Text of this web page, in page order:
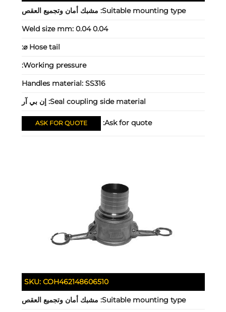
Suitable mounting type: مشبك أمان وتجميع العقص
Weld size mm: 0.04 0.04
Hose tail ⌀:
Working pressure:
Handles material: SS316
Seal coupling side material: إن بي آر
Ask for quote:
ASK FOR QUOTE
SKU: COH462148606510
Suitable mounting type: مشبك أمان وتجميع العقص